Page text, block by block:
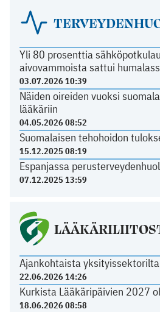
Yli 80 prosenttia
aivovammoista sattui
03.07.2026 10:39
Näiden oireiden vuoksi
lääkäriin
04.05.2026 08:52
Suomalaisen tehohoidon
15.12.2025 08:19
Espanjassa
07.12.2025 13:59
Ajankohtaista yksityissektorilta
22.06.2026 14:26
Kurkista Lääkäripäivien 2027
18.06.2026 08:58